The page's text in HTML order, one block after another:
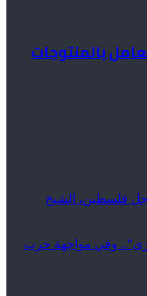
بالمنتوجات